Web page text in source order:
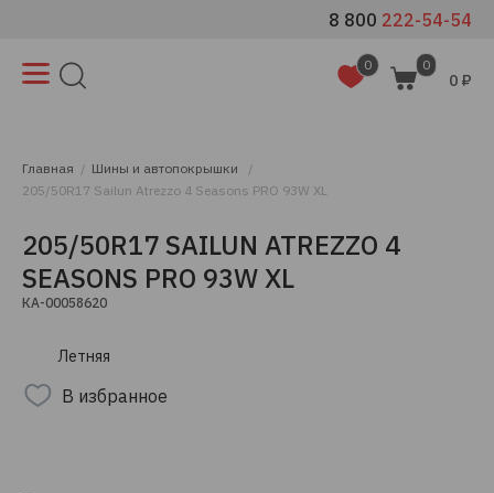
8 800 222-54-54
0 0
0 ₽
Главная
Шины и автопокрышки
205/50R17 Sailun Atrezzo 4 Seasons PRO 93W XL
205/50R17 SAILUN ATREZZO 4
SEASONS PRO 93W XL
КА-00058620
Летняя
В избранное